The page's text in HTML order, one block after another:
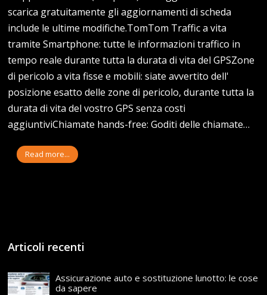
scarica gratuitamente gli aggiornamenti di scheda
include le ultime modifiche.TomTom Traffic a vita
tramite Smartphone: tutte le informazioni traffico in
tempo reale durante tutta la durata di vita del GPSZone
di pericolo a vita fisse e mobili: siate avvertito dell'
posizione esatto delle zone di pericolo, durante tutta la
durata di vita del vostro GPS senza costi
aggiuntiviChiamate hands-free: Goditi delle chiamate…
Read more...
Articoli recenti
Assicurazione auto e sostituzione lunotto: le cose
da sapere